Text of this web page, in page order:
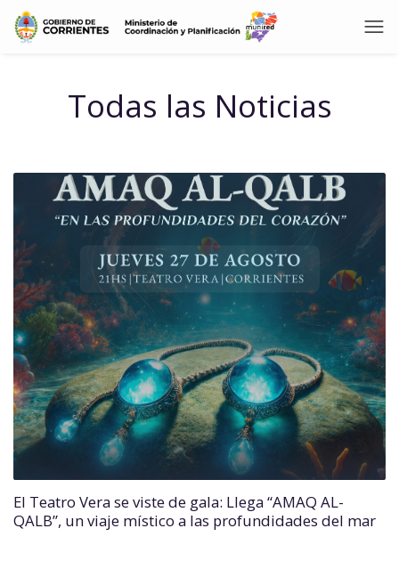
Todas las Noticias
El Teatro Vera se viste de gala: Llega “AMAQ AL-
QALB”, un viaje místico a las profundidades del mar